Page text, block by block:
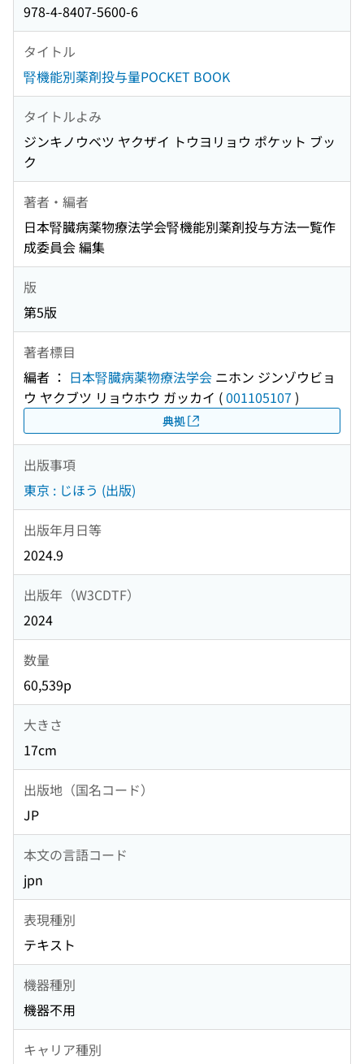
978-4-8407-5600-6
タイトル
腎機能別薬剤投与量POCKET BOOK
タイトルよみ
ジンキノウベツ ヤクザイ トウヨリョウ ポケット ブッ
ク
著者・編者
日本腎臓病薬物療法学会腎機能別薬剤投与方法一覧作
成委員会 編集
版
第5版
著者標目
編者 ： 日本腎臓病薬物療法学会 ニホン ジンゾウビョ
ウ ヤクブツ リョウホウ ガッカイ (001105107 )
典拠
出版事項
東京 : じほう (出版)
出版年月日等
2024.9
出版年（W3CDTF）
2024
数量
60,539p
大きさ
17cm
出版地（国名コード）
JP
本文の言語コード
jpn
表現種別
テキスト
機器種別
機器不用
キャリア種別